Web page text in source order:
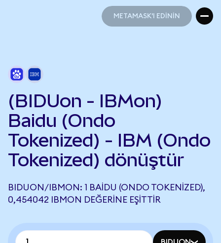
METAMASK'I EDİNİN
(BIDUon - IBMon)
Baidu (Ondo
Tokenized) - IBM (Ondo
Tokenized) dönüştür
BIDUON/IBMON: 1 BAIDU (ONDO TOKENIZED),
0,454042 IBMON DEĞERINE EŞITTIR